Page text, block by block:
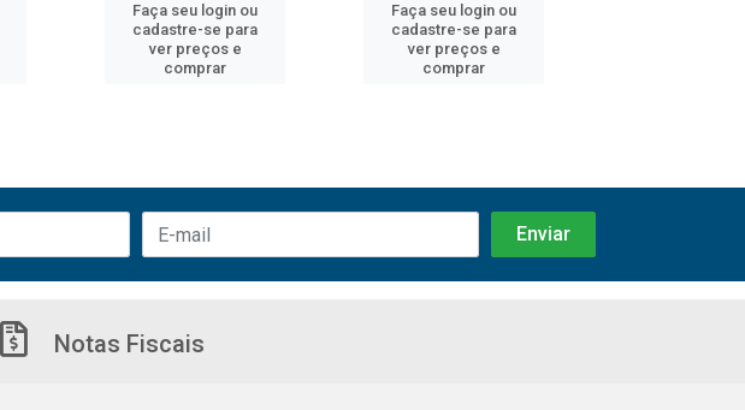
Faça seu login ou
cadastre-se para
ver preços e
comprar
Faça seu login ou
cadastre-se para
ver preços e
comprar
Notas Fiscais